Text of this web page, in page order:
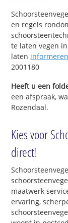
en regels
te laten vegen
laten informeren
2001180
Heeft u een
een afspraak,
Rozendaal.
Kies voor
direct!
maatwerk
ervaring,